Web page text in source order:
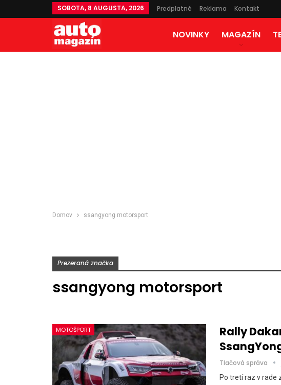
SOBOTA, 8 AUGUSTA, 2026 Predplatné Reklama Kontakt
NOVINKY MAGAZÍN
Domov ssangyong motorsport
Prezeraná značka
ssangyong motorsport
MOTOŠPORT
Rally
Tlačová správa
Po tretí raz v rade